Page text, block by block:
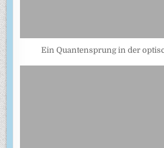
Ein Quantensprung in der